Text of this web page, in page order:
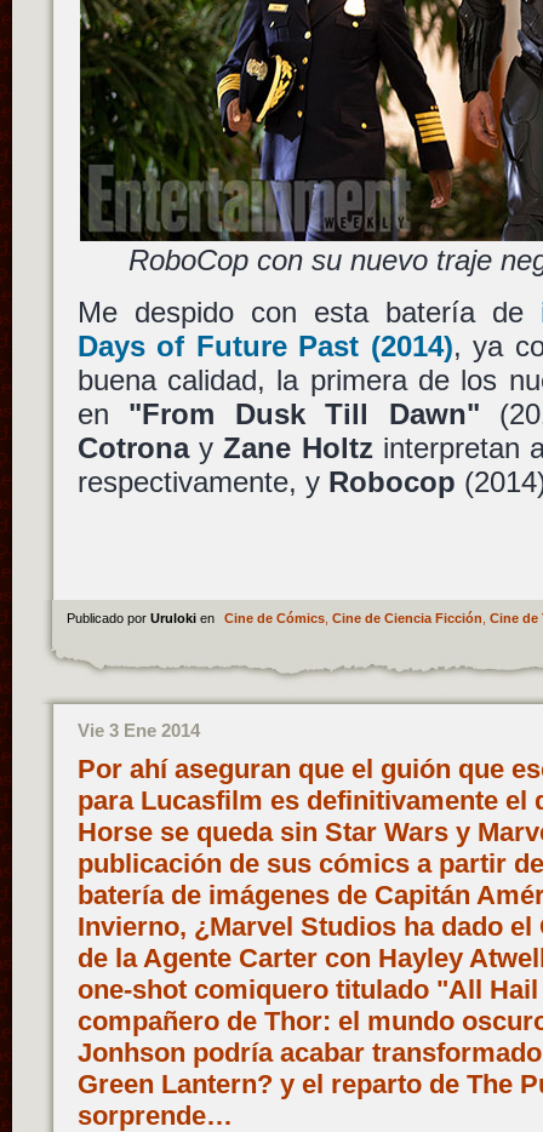
RoboCop con su nuevo traje
Me despido con esta batería de
Days of Future Past (2014), ya
buena calidad, la primera de los
en "From Dusk Till Dawn"
CotronayZane Holtzinterpretan
respectivamente, y Robocop
Publicado por Uruloki en Cine de Cómics, Cine de Ciencia Ficción Cine de
Vie 3 Ene 2014
Por ahí aseguran que el guión que
para Lucasfilm es definitivamente el
Horse se queda sin Star Wars y
publicación de sus cómics a partir
batería de imágenes de Capitán
Invierno, ¿Marvel Studios ha dado
de la Agente Carter con Hayley
one-shot comiquero titulado "All
compañero de Thor: el mundo
Jonhson podría acabar
Green Lantern? y el reparto de The
sorprende…